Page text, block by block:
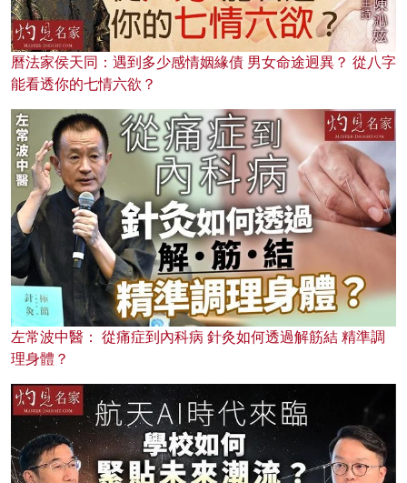
曆法家侯天同：遇到多少感情姻緣債 男女命途迥異？ 從八字
能看透你的七情六欲？
左常波中醫： 從痛症到內科病 針灸如何透過解筋結 精準調
理身體？